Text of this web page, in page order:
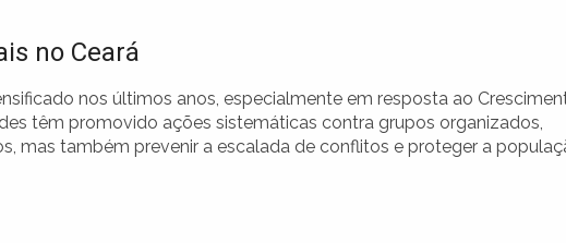
no Ceará
nos últimos anos, especialmente em resposta ao
têm promovido ações sistemáticas contra grupos organizados,
mas também prevenir a escalada de conflitos e proteger a